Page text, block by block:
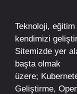
Teknoloji,
kendimizi
Sitemizde yer
başta olmak
üzere;
Geliştirme,